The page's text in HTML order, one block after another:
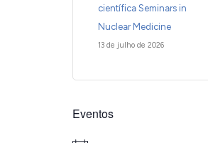
científica Seminars in
Nuclear Medicine
13 de julho de 2026
Eventos